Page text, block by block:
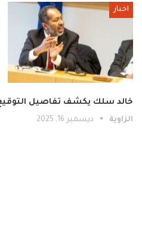
اخبار
خالد سلك يكشف تفاصيل
الزاوية ديسمبر 16, 2025